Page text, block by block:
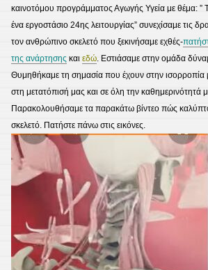
καινοτόμου προγράμματος Αγωγής Υγεία με θέμα:
ένα εργοστάσιο 24ης λειτουργίας” συνεχίσαμε τις
τον ανθρώπινο σκελετό που ξεκινήσαμε εχθές-
της ανάρτησης και εδώ. Εστιάσαμε στην ομάδα
Θυμηθήκαμε τη σημασία που έχουν στην ισορροπία
στη μετατόπισή μας και σε όλη την καθημερινότητά
Παρακολουθήσαμε τα παρακάτω βίντεο πώς
σκελετό. Πατήστε πάνω στις εικόνες.